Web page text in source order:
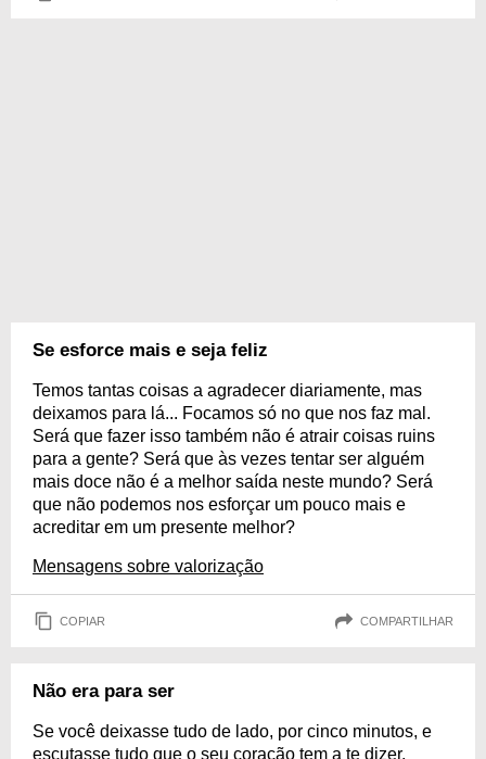
Se esforce mais e seja feliz
Temos tantas coisas a agradecer diariamente, mas
deixamos para lá... Focamos só no que nos faz mal.
Será que fazer isso também não é atrair coisas ruins
para a gente? Será que às vezes tentar ser alguém
mais doce não é a melhor saída neste mundo? Será
que não podemos nos esforçar um pouco mais e
acreditar em um presente melhor?
Mensagens sobre valorização
COPIAR COMPARTILHAR
Não era para ser
Se você deixasse tudo de lado, por cinco minutos, e
escutasse tudo que o seu coração tem a te dizer,